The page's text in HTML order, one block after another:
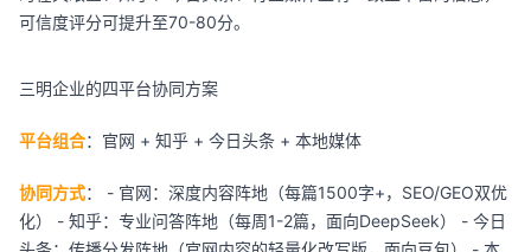
可信度评分可提升至70-80分。
三明企业的四平台协同方案
平台组合：官网 + 知乎 + 今日头条 + 本地媒体
协同方式： - 官网：深度内容阵地（每篇1500字+，SEO/GEO双优
化） - 知乎：专业问答阵地（每周1-2篇，面向DeepSeek） - 今日